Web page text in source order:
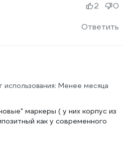
Ответить
2 0
использования: Менее месяца
маркеры ( у них корпус из
как у современного